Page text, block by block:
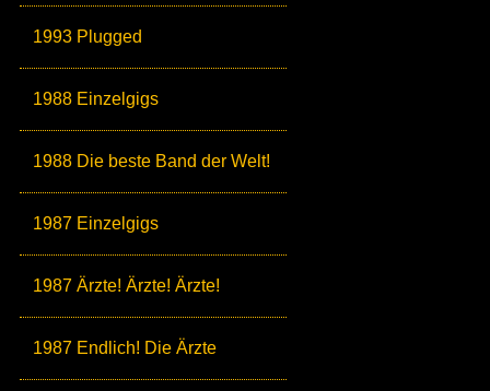
1993 Plugged
1988 Einzelgigs
1988 Die beste Band der Welt!
1987 Einzelgigs
1987 Ärzte! Ärzte! Ärzte!
1987 Endlich! Die Ärzte